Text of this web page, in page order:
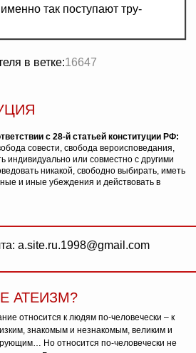
так поступают тру-
в ветке:16647
с 28-й статьей конституции РФ:
совести, свобода вероисповедания,
индивидуально или совместно с другими
никакой, свободно выбирать, иметь
и иные убеждения и действовать в
a.site.ru.1998@gmail.com
АТЕИЗМ?
относится к людям по-человечески – к
знакомым и незнакомым, великим и
Но относится по-человечески не